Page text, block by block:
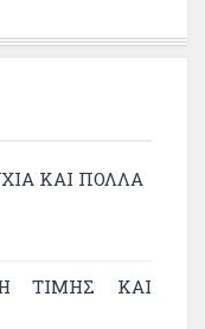
ΚΑΙ ΠΟΛΛΆ
ΤΙΜΉΣ ΚΑΙ